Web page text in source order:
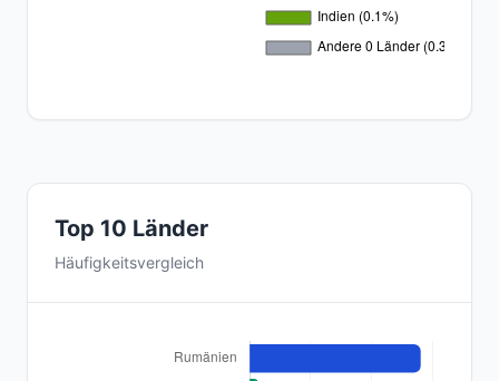
Top 10 Länder
Häufigkeitsvergleich